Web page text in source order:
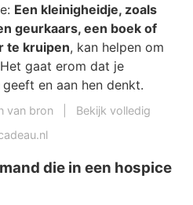
Een kleinigheidje, zoals
geurkaars, een boek of
te kruipen, kan helpen om
gaat erom dat je
en aan hen denkt.
van bron
Bekijk volledig
die in een hospice